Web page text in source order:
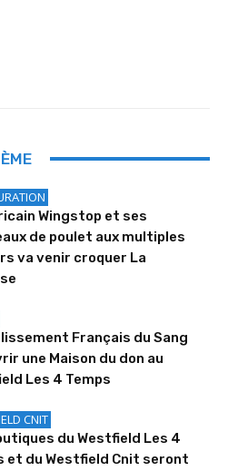
Wingstop et ses
de poulet aux multiples
va venir croquer La
Français du Sang
une Maison du don au
Les 4 Temps
CNIT
du Westfield Les 4
et du Westfield Cnit seront